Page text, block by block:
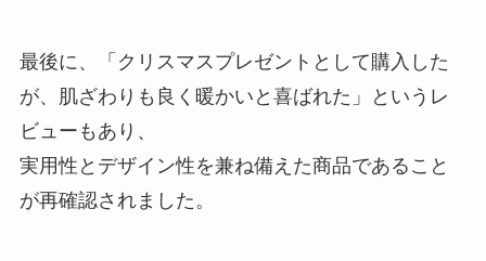
最後に、「クリスマスプレゼントとして購入した
が、肌ざわりも良く暖かいと喜ばれた」というレ
ビューもあり、
実用性とデザイン性を兼ね備えた商品であること
が再確認されました。